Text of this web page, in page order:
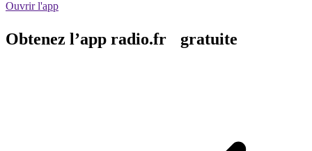
Ouvrir l'app
Obtenez l’app radio.fr gratuite